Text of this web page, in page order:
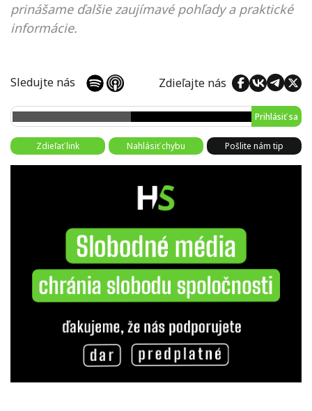
prinášame ďalšie zaujímavé pohľady a praktické
informácie.
Sledujte nás Zdieľajte nás
Prihlásiť sa
Zdieľať link Nahlásiť chybu Pošlite nám tip